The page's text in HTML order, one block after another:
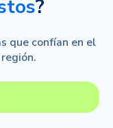
?
que confían en el